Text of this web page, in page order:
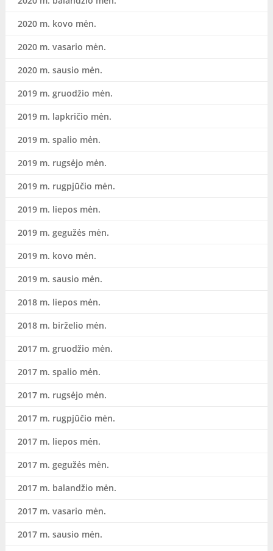
2020 m. kovo mėn.
2020 m. vasario mėn.
2020 m. sausio mėn.
2019 m. gruodžio mėn.
2019 m. lapkričio mėn.
2019 m. spalio mėn.
2019 m. rugsėjo mėn.
2019 m. rugpjūčio mėn.
2019 m. liepos mėn.
2019 m. gegužės mėn.
2019 m. kovo mėn.
2019 m. sausio mėn.
2018 m. liepos mėn.
2018 m. birželio mėn.
2017 m. gruodžio mėn.
2017 m. spalio mėn.
2017 m. rugsėjo mėn.
2017 m. rugpjūčio mėn.
2017 m. liepos mėn.
2017 m. gegužės mėn.
2017 m. balandžio mėn.
2017 m. vasario mėn.
2017 m. sausio mėn.